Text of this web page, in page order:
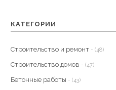
КАТЕГОРИИ
Строительство и ремонт - (48)
Строительство домов - (47)
Бетонные работы - (43)